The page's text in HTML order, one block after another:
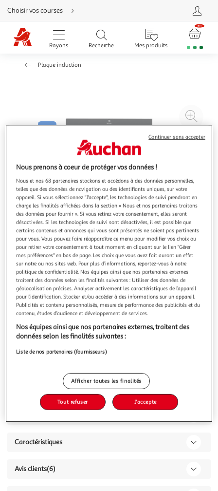
Aller
directement
au
contenu
Aller
directement
Aller
besoin
Choisir vos courses
Rayons Recherche Mes produits
Plaque induction
à
Illustration
précédente
Illustration
suivante
4.7 (6)
ELECTROLUX
Table de cuisson a induction - ELECTROLUX - 3 feux -
60 cm - CIT60331CK - Noir
Présentation de la Table de CuissonLa table de cuisson à
et performant, conçu pour offrir une expérience culinaire
optimale. Avec ses trois foyers à induction, elle permet une
cuisson rapide et précise, idéale pour les repas quotidiens.
En savoir +
Vous voulez connaître le prix de ce produit ?
Caractéristiques
Avis clients(6)
Nous prenons à coeur de protéger vos données !
Nous et nos 68 partenaires stockons et accédons à des données personnelles,
telles que des données de navigation ou des identifiants uniques, sur votre
appareil. Si vous sélectionnez "J'accepte", les technologies de suivi prendront en
charge les finalités affichées dans la section « Nous et nos partenaires traitons
des données pour fournir ». Si vous retirez votre consentement, elles seront
désactivées. Si les technologies de suivi sont désactivées, il est possible que
certains contenus et annonces qui vous sont présentés ne soient pas pertinents
pour vous. Vous pouvez faire réapparaître ce menu pour modifier vos choix ou
pour retirer votre consentement à tout moment en cliquant sur le lien "Gérer
mes préférences" en bas de page. Les choix que vous avez fait auront un effet
sur notre ou nos sites web. Pour plus d’informations, reportez-vous à notre
politique de confidentialité. Nos équipes ainsi que nos partenaires externes
traitent des données selon les finalités suivantes : Utiliser des données de
géolocalisation précises. Analyser activement les caractéristiques de l’appareil
pour l’identification. Stocker et/ou accéder à des informations sur un appareil.
Publicités et contenu personnalisés, mesure de performance des publicités et du
contenu, études d’audience et développement de services.
Nos équipes ainsi que nos partenaires externes, traitent des
données selon les finalités suivantes :
Liste de nos partenaires (fournisseurs)
Afficher toutes les finalités
Tout refuser J'accepte
Continuer sans accepter